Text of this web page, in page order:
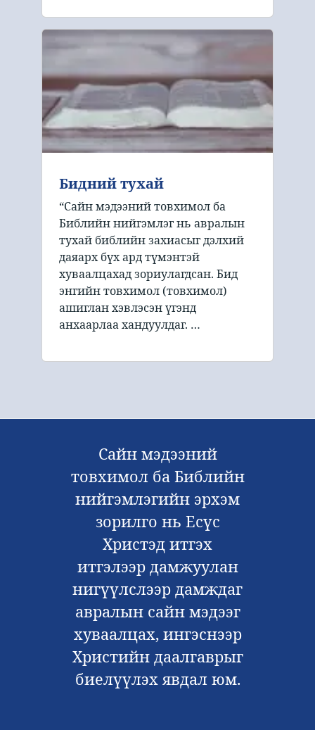
Бидний тухай
“Сайн мэдээний товхимол ба
Библийн нийгэмлэг нь авралын
тухай библийн захиасыг дэлхий
даяарх бүх ард түмэнтэй
хуваалцахад зориулагдсан. Бид
энгийн товхимол (товхимол)
ашиглан хэвлэсэн үгэнд
анхаарлаа хандуулдаг. …
Сайн мэдээний
товхимол ба Библийн
нийгэмлэгийн эрхэм
зорилго нь Есүс
Христэд итгэх
итгэлээр дамжуулан
нигүүлслээр дамждаг
авралын сайн мэдээг
хуваалцах, ингэснээр
Христийн даалгаврыг
биелүүлэх явдал юм.